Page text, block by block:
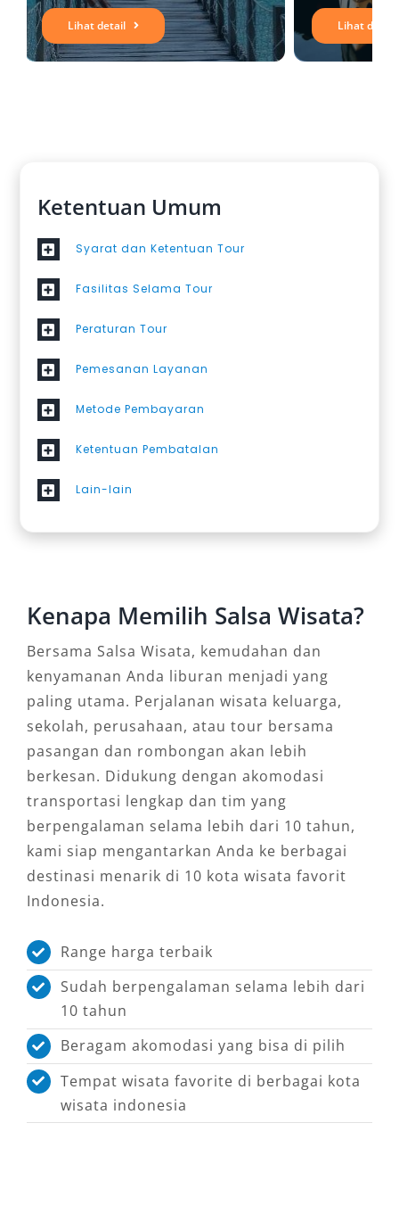
Lihat detail Lihat detail
Ketentuan Umum
Syarat dan Ketentuan Tour
Fasilitas Selama Tour
Peraturan Tour
Pemesanan Layanan
Metode Pembayaran
Ketentuan Pembatalan
Lain-lain
Kenapa Memilih Salsa Wisata?
Bersama Salsa Wisata, kemudahan dan
kenyamanan Anda liburan menjadi yang
paling utama. Perjalanan wisata keluarga,
sekolah, perusahaan, atau tour bersama
pasangan dan rombongan akan lebih
berkesan. Didukung dengan akomodasi
transportasi lengkap dan tim yang
berpengalaman selama lebih dari 10 tahun,
kami siap mengantarkan Anda ke berbagai
destinasi menarik di 10 kota wisata favorit
Indonesia.
Range harga terbaik
Sudah berpengalaman selama lebih dari
10 tahun
Beragam akomodasi yang bisa di pilih
Tempat wisata favorite di berbagai kota
wisata indonesia